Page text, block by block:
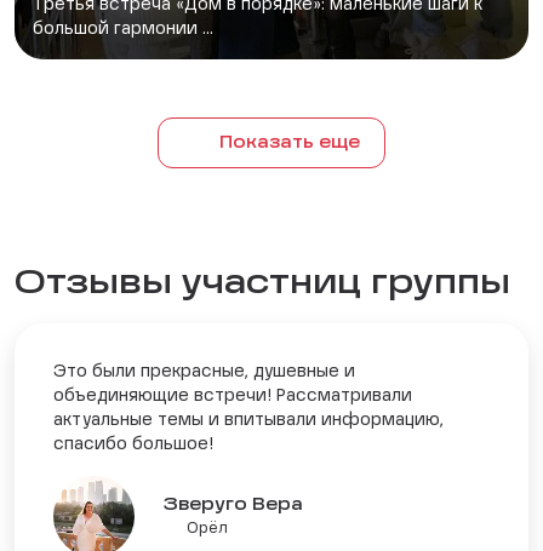
Третья встреча «Дом в порядке»: маленькие шаги к
большой гармонии ...
Показать еще
Отзывы участниц группы
Это были прекрасные, душевные и
объединяющие встречи! Рассматривали
актуальные темы и впитывали информацию,
спасибо большое!
Зверуго Вера
Орёл